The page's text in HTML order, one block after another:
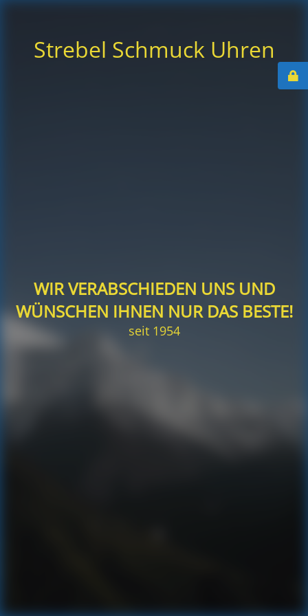
Strebel Schmuck Uhren
WIR VERABSCHIEDEN UNS UND
WÜNSCHEN IHNEN NUR DAS BESTE!
seit 1954